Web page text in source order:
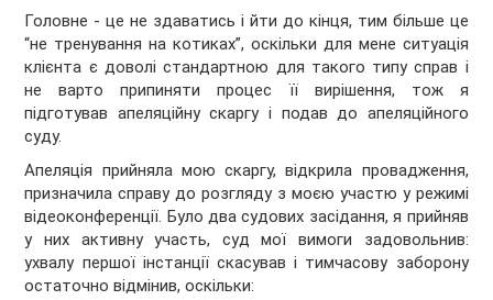
Головне - це не здаватись і йти до кінця, тим більше це
“не тренування на котиках”, оскільки для мене ситуація
клієнта є доволі стандартною для такого типу справ і
не варто припиняти процес її вирішення, тож я
підготував апеляційну скаргу і подав до апеляційного
суду.
Апеляція прийняла мою скаргу, відкрила провадження,
призначила справу до розгляду з моєю участю у режимі
відеоконференції. Було два судових засідання, я прийняв
у них активну участь, суд мої вимоги задовольнив:
ухвалу першої інстанції скасував і тимчасову заборону
остаточно відмінив, оскільки: